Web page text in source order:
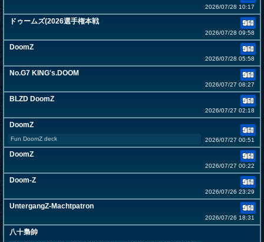
2026/07/28 10:17
ドゥームズ(2026選手権本戦
2026/07/28 09:58
DoomZ
2026/07/28 05:58
No.G7 KING's.DOOM
2026/07/27 08:27
BLZD DoomZ
2026/07/27 02:18
DoomZ
Fun DoomZ deck 2026/07/27 00:51
DoomZ
2026/07/27 00:22
Doom-Z
2026/07/26 23:29
UntergangZ-Machtpatron
2026/07/26 18:31
八十梟帥